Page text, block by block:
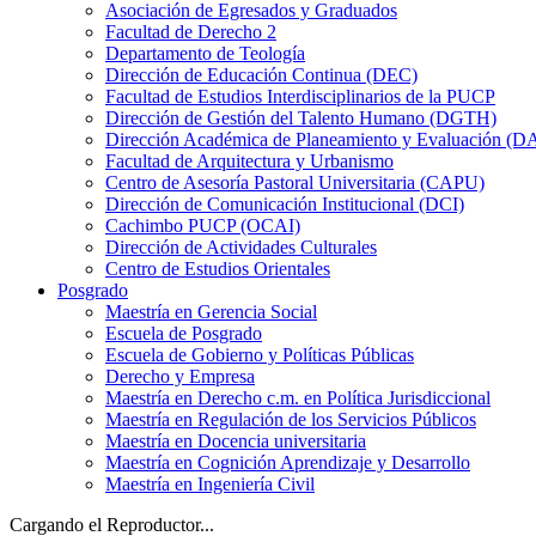
Asociación de Egresados y Graduados
Facultad de Derecho 2
Departamento de Teología
Dirección de Educación Continua (DEC)
Facultad de Estudios Interdisciplinarios de la PUCP
Dirección de Gestión del Talento Humano (DGTH)
Dirección Académica de Planeamiento y Evaluación
Facultad de Arquitectura y Urbanismo
Centro de Asesoría Pastoral Universitaria (CAPU)
Dirección de Comunicación Institucional (DCI)
Cachimbo PUCP (OCAI)
Dirección de Actividades Culturales
Centro de Estudios Orientales
Posgrado
Maestría en Gerencia Social
Escuela de Posgrado
Escuela de Gobierno y Políticas Públicas
Derecho y Empresa
Maestría en Derecho c.m. en Política Jurisdiccional
Maestría en Regulación de los Servicios Públicos
Maestría en Docencia universitaria
Maestría en Cognición Aprendizaje y Desarrollo
Maestría en Ingeniería Civil
Cargando el Reproductor...